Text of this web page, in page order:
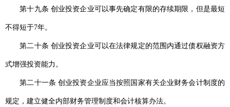
第十九条 创业投资企业可以事先确定有限的存续期限，但是最短
不得短于7年。
第二十条 创业投资企业可以在法律规定的范围内通过债权融资方
式增强投资能力。
第二十一条 创业投资企业应当按照国家有关企业财务会计制度的
规定，建立健全内部财务管理制度和会计核算办法。